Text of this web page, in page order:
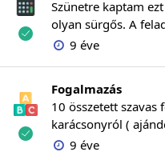
Szünetre kaptam
olyan sürgős. A
9 éve
Fogalmazás
10 összetett szavas
karácsonyról (
9 éve